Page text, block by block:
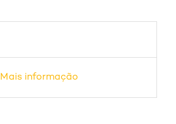
Mais informação